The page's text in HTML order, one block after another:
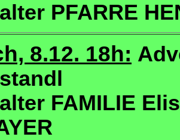
PFARRE
8.12. 18h:
FAMILIE